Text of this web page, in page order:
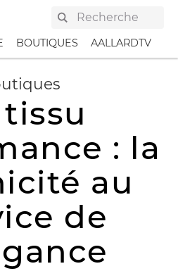
BOUTIQUES AALLARDTV
tissu
: la
au
de